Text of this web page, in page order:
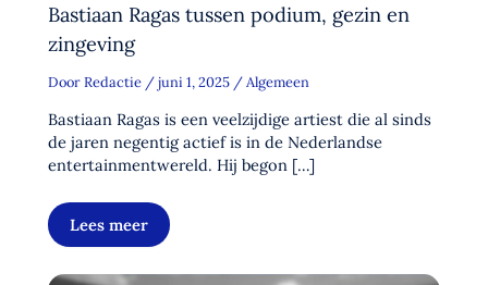
Bastiaan Ragas tussen podium, gezin en
zingeving
Door Redactie /juni 1, 2025 / Algemeen
Bastiaan Ragas is een veelzijdige artiest die al sinds
de jaren negentig actief is in de Nederlandse
entertainmentwereld. Hij begon […]
Lees meer